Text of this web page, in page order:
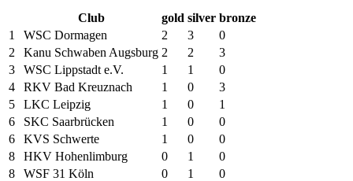
Club gold silver bronze
1
WSC Dormagen 2 3
0
2
Kanu Schwaben Augsburg 2 2
3
3
WSC Lippstadt e.V. 1 1
0
4
RKV Bad Kreuznach 1 0
3
5
LKC Leipzig 1 0
1
6
SKC Saarbrücken 1 0
0
6
KVS Schwerte 1 0
0
8
HKV Hohenlimburg 0 1
0
8
WSF 31 Köln 0 1
0